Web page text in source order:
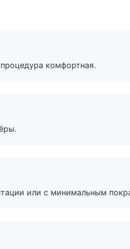
комфортная.
или с минимальным